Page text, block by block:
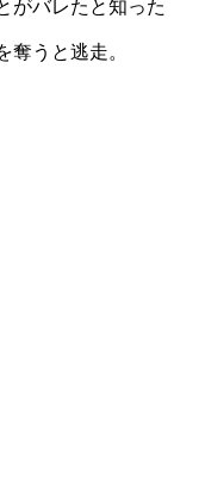
がバレたと知った
奪うと逃走。